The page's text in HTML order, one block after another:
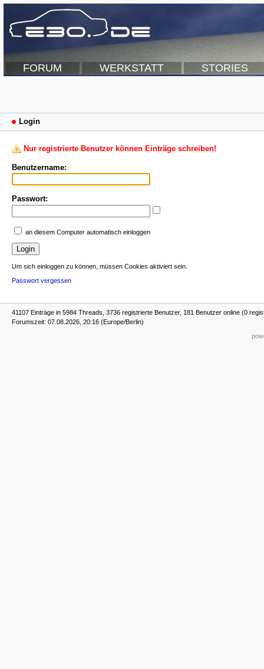
FORUM WERKSTATT STORIES
Login
Nur registrierte Benutzer können Einträge schreiben!
Benutzername:
Passwort:
an diesem Computer automatisch einloggen
Um sich einloggen zu können, müssen Cookies aktiviert sein.
Passwort vergessen
41107 Einträge in 5984 Threads, 3736 registrierte Benutzer, 181 Benutzer online (0
Forumszeit: 07.08.2026, 20:16 (Europe/Berlin)